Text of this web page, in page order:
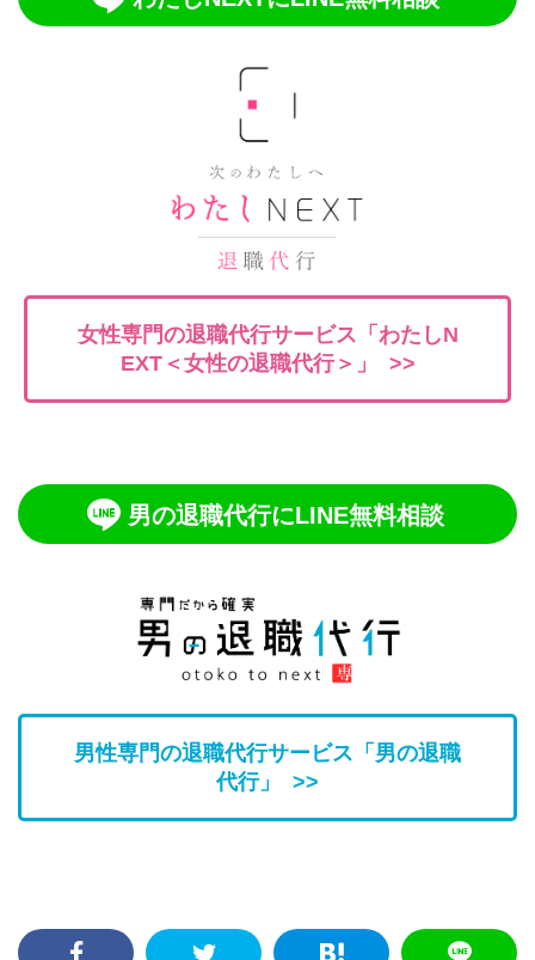
女性専門の退職代行サービス「わたしN
EXT＜女性の退職代行＞」 >>
男の退職代行にLINE無料相談
男性専門の退職代行サービス「男の退職
代行」 >>